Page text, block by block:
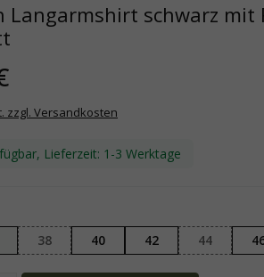
Langarmshirt schwarz mit
zzgl. Versandkosten
Lieferzeit: 1-3 Werktage
38 40 42 44